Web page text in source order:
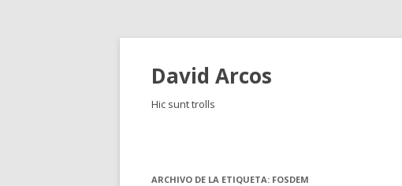
David Arcos
Hic sunt trolls
ARCHIVO DE LA ETIQUETA: FOSDEM